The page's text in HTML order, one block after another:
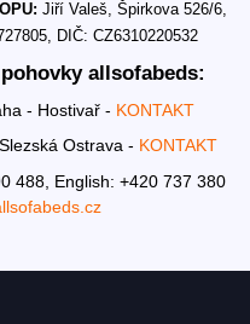
Jiří Valeš, Špirkova 526/6,
DIČ: CZ6310220532
allsofabeds:
- Hostivař - KONTAKT
Ostrava - KONTAKT
488, English: +420 737 380